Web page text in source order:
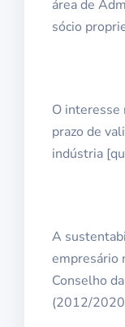
área de
sócio
O interesse
prazo de
indústria
A
empresário
Conselho
(2012/